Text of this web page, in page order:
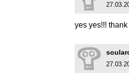
yes yes!!!